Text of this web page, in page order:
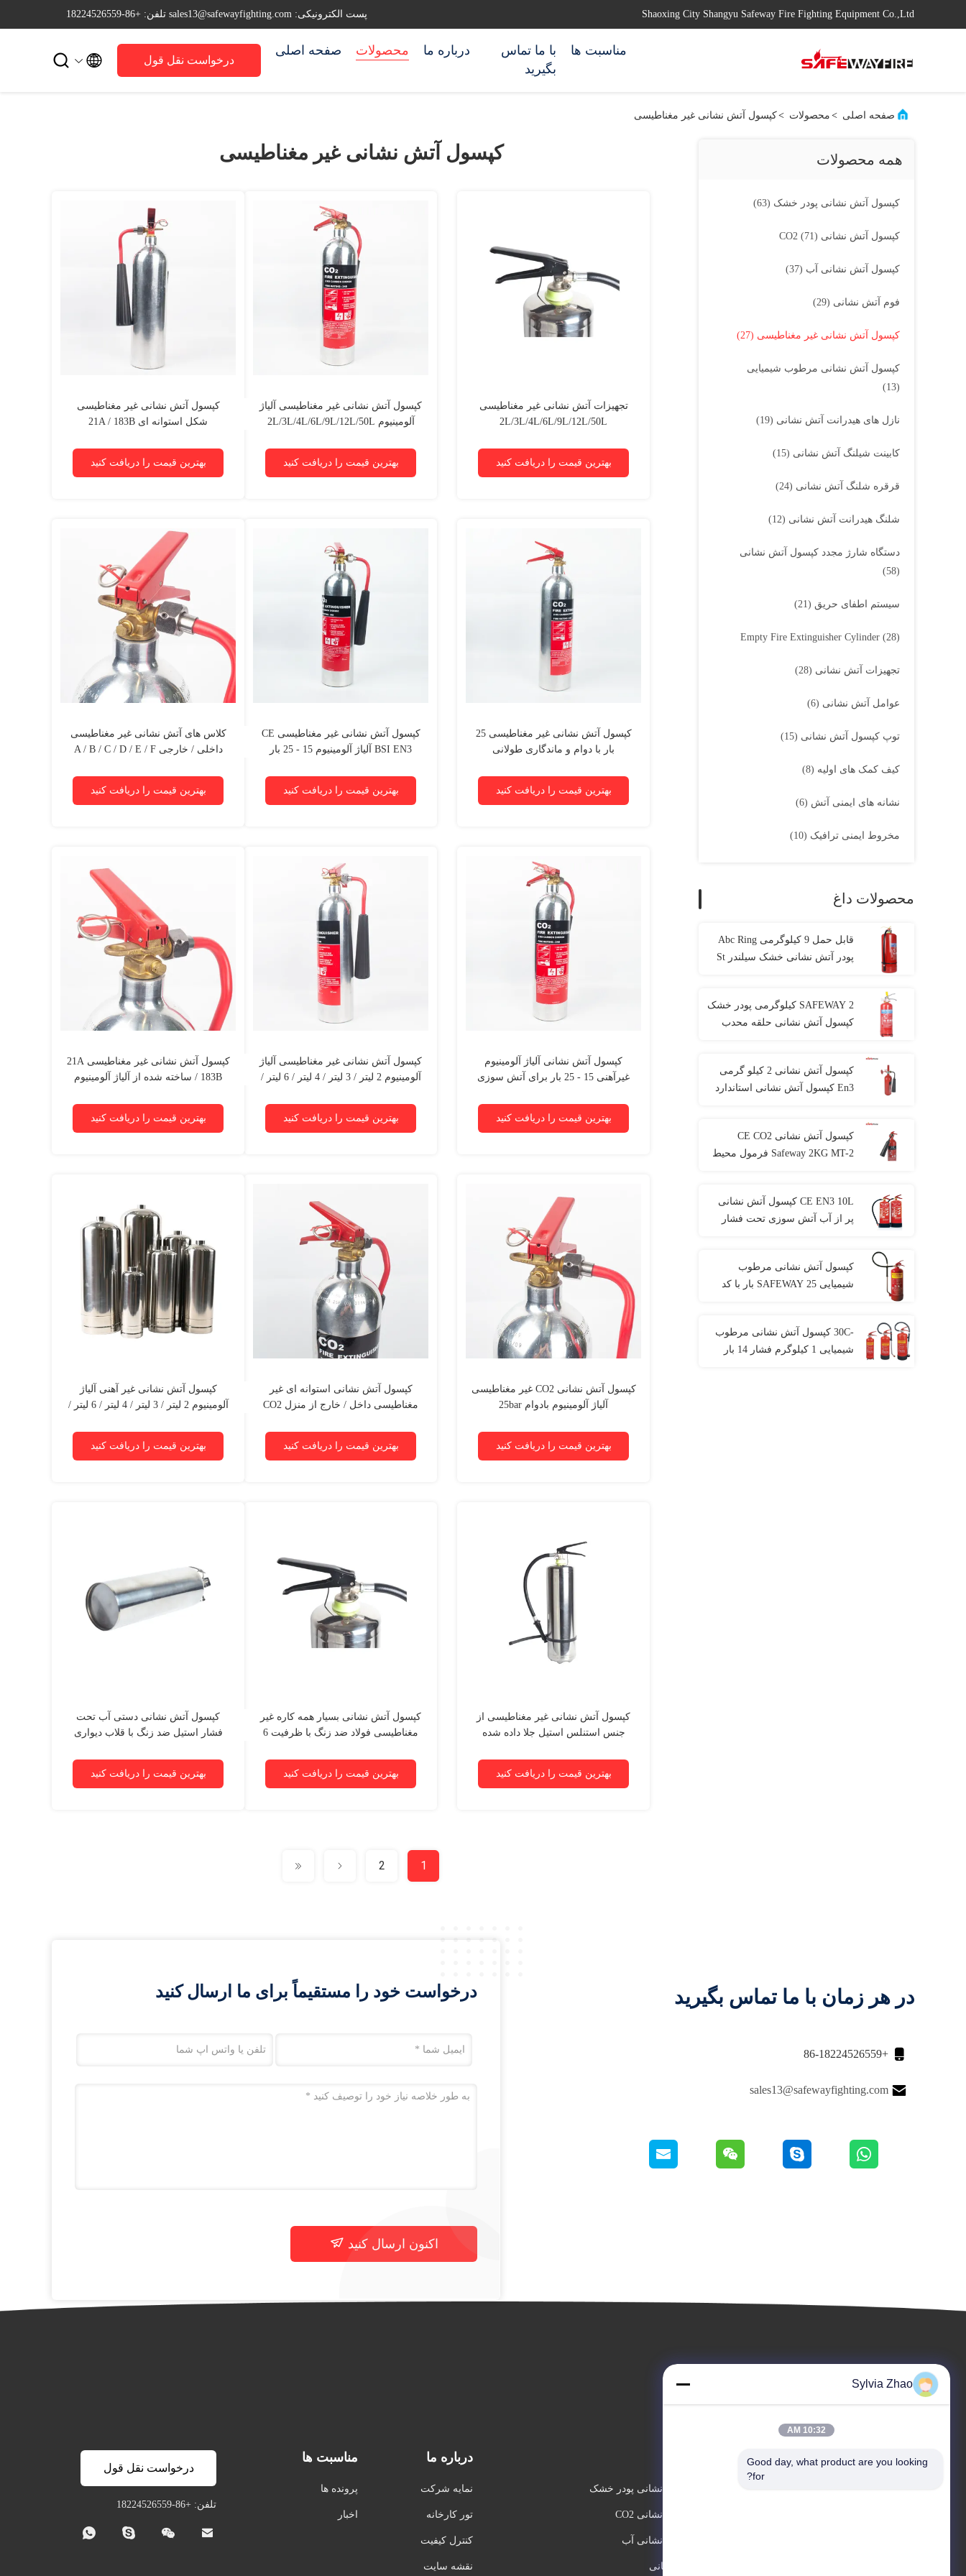
Shaoxing City Shangyu Safeway Fire Fighting Equipment Co.,Ltd پست الکترونیکی: sales13@safewayfighting.com تلفن: +86-18224526559
صفحه اصلی محصولات درباره ما
با ما تماس
بگیرید
مناسبت ها
درخواست نقل قول 

صفحه اصلی > محصولات >کپسول آتش نشانی غیر مغناطیسی
همه محصولات
کپسول آتش نشانی پودر خشک (63)
کپسول آتش نشانی CO2 (71)
کپسول آتش نشانی آب (37)
فوم آتش نشانی (29)
کپسول آتش نشانی غیر مغناطیسی (27)
کپسول آتش نشانی مرطوب شیمیایی
(13)
نازل های هیدرانت آتش نشانی (19)
کابینت شیلنگ آتش نشانی (15)
قرقره شلنگ آتش نشانی (24)
شلنگ هیدرانت آتش نشانی (12)
دستگاه شارژ مجدد کپسول آتش نشانی
(58)
سیستم اطفای حریق (21)
Empty Fire Extinguisher Cylinder (28)
تجهیزات آتش نشانی (28)
عوامل آتش نشانی (6)
توپ کپسول آتش نشانی (15)
کیف کمک های اولیه (8)
نشانه های ایمنی آتش (6)
مخروط ایمنی ترافیک (10)
محصولات داغ
قابل حمل 9 کیلوگرمی Abc Ring
پودر آتش نشانی خشک سیلندر St
SAFEWAY 2 کیلوگرمی پودر خشک
کپسول آتش نشانی حلقه محدب
کپسول آتش نشانی 2 کیلو گرمی
En3 کپسول آتش نشانی استاندارد
کپسول آتش نشانی CE CO2
Safeway 2KG MT-2 فرمول محیط
CE EN3 10L کپسول آتش نشانی
پر از آب آتش سوزی تحت فشار
کپسول آتش نشانی مرطوب
شیمیایی SAFEWAY 25 بار با کد
-30C کپسول آتش نشانی مرطوب
شیمیایی 1 کیلوگرم فشار 14 بار
کپسول آتش نشانی غیر مغناطیسی
تجهیزات آتش نشانی غیر مغناطیسی
2L/3L/4L/6L/9L/12L/50L
بهترین قیمت را دریافت کنید
کپسول آتش نشانی غیر مغناطیسی آلیاژ
آلومینیوم 2L/3L/4L/6L/9L/12L/50L
بهترین قیمت را دریافت کنید
کپسول آتش نشانی غیر مغناطیسی
شکل استوانه ای 21A / 183B
بهترین قیمت را دریافت کنید
کپسول آتش نشانی غیر مغناطیسی 25
بار با دوام و ماندگاری طولانی
بهترین قیمت را دریافت کنید
کپسول آتش نشانی غیر مغناطیسی CE
BSI EN3 آلیاژ آلومینیوم 15 - 25 بار
بهترین قیمت را دریافت کنید
کلاس های آتش نشانی غیر مغناطیسی
داخلی / خارجی A / B / C / D / E / F
بهترین قیمت را دریافت کنید
کپسول آتش نشانی آلیاژ آلومینیوم
غیرآهنی 15 - 25 بار برای آتش سوزی
بهترین قیمت را دریافت کنید
کپسول آتش نشانی غیر مغناطیسی آلیاژ
آلومینیوم 2 لیتر / 3 لیتر / 4 لیتر / 6 لیتر /
بهترین قیمت را دریافت کنید
کپسول آتش نشانی غیر مغناطیسی 21A
/ 183B ساخته شده از آلیاژ آلومینیوم
بهترین قیمت را دریافت کنید
کپسول آتش نشانی CO2 غیر مغناطیسی
آلیاژ آلومینیوم بادوام 25bar
بهترین قیمت را دریافت کنید
کپسول آتش نشانی استوانه ای غیر
مغناطیسی داخل / خارج از منزل CO2
بهترین قیمت را دریافت کنید
کپسول آتش نشانی غیر آهنی آلیاژ
آلومینیوم 2 لیتر / 3 لیتر / 4 لیتر / 6 لیتر /
بهترین قیمت را دریافت کنید
کپسول آتش نشانی غیر مغناطیسی از
جنس استنلس استیل جلا داده شده
بهترین قیمت را دریافت کنید
کپسول آتش نشانی بسیار همه کاره غیر
مغناطیسی فولاد ضد زنگ با ظرفیت 6
بهترین قیمت را دریافت کنید
کپسول آتش نشانی دستی آب تحت
فشار استیل ضد زنگ با قلاب دیواری
بهترین قیمت را دریافت کنید
1
2
در هر زمان با ما تماس بگیرید

+86-18224526559

sales13@safewayfighting.com
درخواست خود را مستقیماً برای ما ارسال کنید
اکنون ارسال کنید
کپسول آتش نشانی پودر خشک
کپسول آتش نشانی CO2
کپسول آتش نشانی آب
فوم آتش نشانی
درباره ما
نمایه شرکت
تور کارخانه
کنترل کیفیت
نقشه سایت
مناسبت ها
پرونده ها
اخبار
درخواست نقل قول
تلفن: +86-18224526559
   
Sylvia Zhao
10:32 AM
Good day, what product are you looking
for?